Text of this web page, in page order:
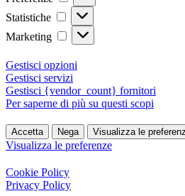
Statistiche
Marketing
Gestisci opzioni
Gestisci servizi
Gestisci {vendor_count} fornitori
Per saperne di più su questi scopi
Accetta Nega Visualizza le
Visualizza le preferenze
Cookie Policy
Privacy Policy